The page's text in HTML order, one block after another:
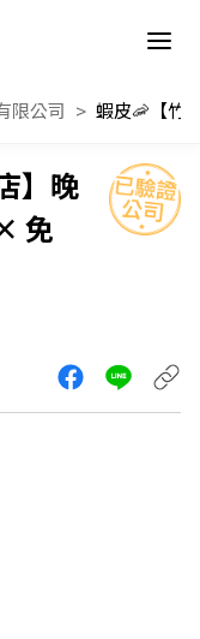
限公司
】晚
免